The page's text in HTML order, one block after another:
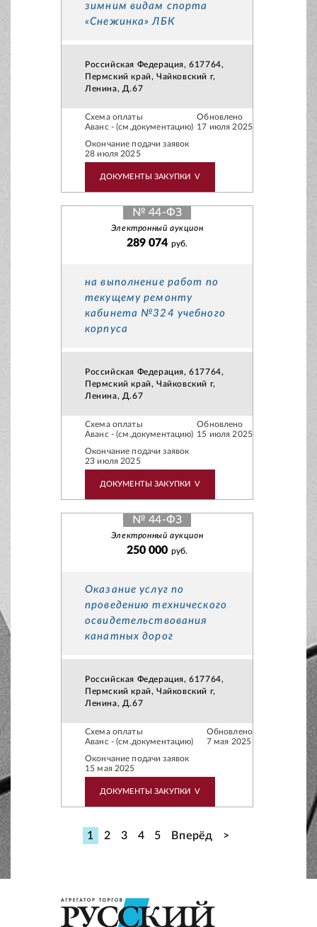
зимним видам спорта
«Снежинка» ЛБК
Российская Федерация, 617764,
Пермский край, Чайковский г,
Ленина, Д.67
Схема оплаты
Аванс - (см.документацию)
Обновлено
17 июля 2025
Окончание подачи заявок
28 июля 2025
ДОКУМЕНТЫ ЗАКУПКИ V
№ 44-ФЗ
Электронный аукцион
289 074 руб.
на выполнение работ по
текущему ремонту
кабинета №324 учебного
корпуса
Российская Федерация, 617764,
Пермский край, Чайковский г,
Ленина, Д.67
Схема оплаты
Аванс - (см.документацию)
Обновлено
15 июля 2025
Окончание подачи заявок
23 июля 2025
ДОКУМЕНТЫ ЗАКУПКИ V
№ 44-ФЗ
Электронный аукцион
250 000 руб.
Оказание услуг по
проведению технического
освидетельствования
канатных дорог
Российская Федерация, 617764,
Пермский край, Чайковский г,
Ленина, Д.67
Схема оплаты
Аванс - (см.документацию)
Обновлено
7 мая 2025
Окончание подачи заявок
15 мая 2025
ДОКУМЕНТЫ ЗАКУПКИ V
1 2 3 4 5 Вперёд >